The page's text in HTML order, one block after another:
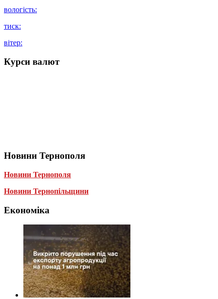
вологість:
тиск:
вітер:
Курси валют
Новини Тернополя
Новини Тернополя
Новини Тернопільщини
Економіка